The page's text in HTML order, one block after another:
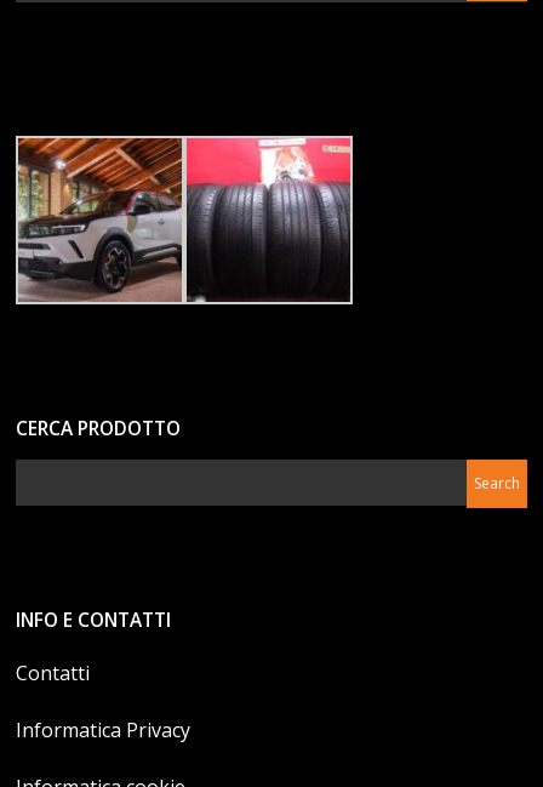
CERCA PRODOTTO
INFO E CONTATTI
Contatti
Informatica Privacy